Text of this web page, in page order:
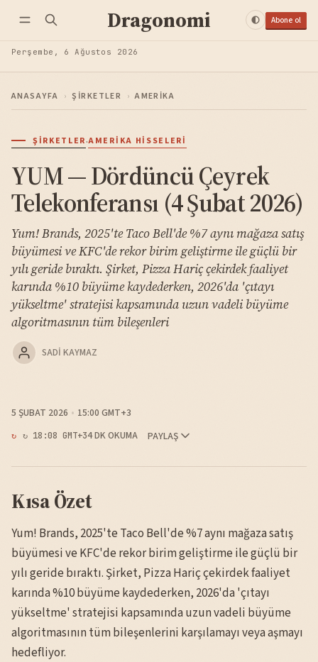
Dragonomi Abone ol
Perşembe, 6 Ağustos 2026
ANASAYFA › ŞIRKETLER › AMERIKA
ŞIRKETLER·AMERIKA HISSELERI
YUM — Dördüncü Çeyrek
Telekonferansı (4 Şubat 2026)
Yum! Brands, 2025'te Taco Bell'de %7 aynı mağaza satış
büyümesi ve KFC'de rekor birim geliştirme ile güçlü bir
yılı geride bıraktı. Şirket, Pizza Hariç çekirdek faaliyet
karında %10 büyüme kaydederken, 2026'da 'çıtayı
yükseltme' stratejisi kapsamında uzun vadeli büyüme
algoritmasının tüm bileşenleri
SADI KAYMAZ
5 ŞUBAT 2026 15:00 GMT+3
↻ 18:08 GMT+34 DK OKUMA PAYLAŞ
Kısa Özet
Yum! Brands, 2025'te Taco Bell'de %7 aynı mağaza satış
büyümesi ve KFC'de rekor birim geliştirme ile güçlü bir
yılı geride bıraktı. Şirket, Pizza Hariç çekirdek faaliyet
karında %10 büyüme kaydederken, 2026'da 'çıtayı
yükseltme' stratejisi kapsamında uzun vadeli büyüme
algoritmasının tüm bileşenlerini karşılamayı veya aşmayı
hedefliyor.